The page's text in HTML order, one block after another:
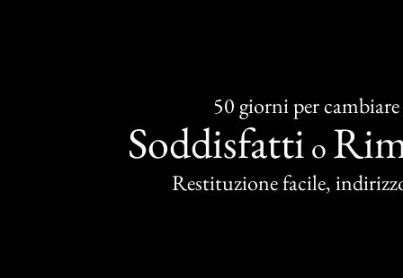
50 giorni per cambiare
Soddisfatti o
Restituzione facile,